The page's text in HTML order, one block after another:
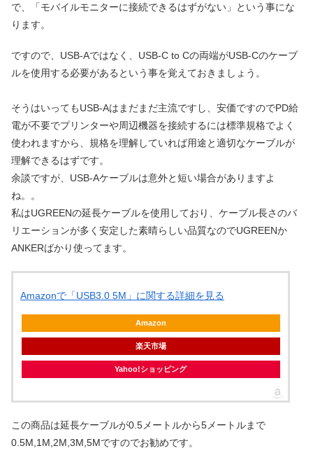
で、「モバイルモニターに接続できるはずがない」という事にな
ります。
ですので、USB-Aではなく、USB-C to Cの両端がUSB-Cのケーブ
ルを使用する必要があるという事を覚えておきましょう。
そうはいってもUSB-Aはまだまだ主流ですし、安価ですのでPD給
電が不要でプリンターや周辺機器を接続するには標準規格でよく
使われますから、規格を理解していれば用途と適切なケーブルが
理解できるはずです。
余談ですが、USB-Aケーブルは意外と短い場合がありますよ
ね。。
私はUGREENの延長ケーブルを使用しており、ケーブル長さのバ
リエーションが多く安定した素晴らしい品質なのでUGREENか
ANKERばかり使ってます。
Amazonで「USB3.0 5M」に関する詳細を見る
Amazon
楽天市場
Yahoo!ショッピング
この商品は延長ケーブルが0.5メートルから5メートルまで
0.5M,1M,2M,3M,5Mですのでお勧めです。